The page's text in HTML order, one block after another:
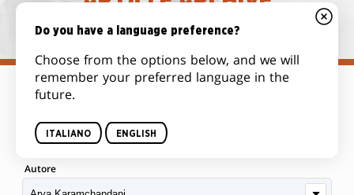
Autore
Do you have a language preference?
Choose from the options below, and we will
remember your preferred language in the
future.
ITALIANO ENGLISH